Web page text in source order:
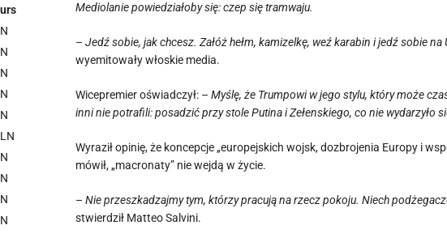
Mediolanie powiedziałoby się: czep się tramwaju.
–Jedź sobie, jak chcesz. Załóż hełm, kamizelkę, weź karabin i jedź sobie na
wyemitowały włoskie media.
Wicepremier oświadczył: –Myślę, że Trumpowi w jego stylu, który może
inni nie potrafili: posadzić przy stole Putina i Zełenskiego, co nie wydarzyło
Wyraził opinię, że koncepcje „europejskich wojsk, dozbrojenia Europy i
mówił, „macronaty” nie wejdą w życie.
–Nie przeszkadzajmy tym, którzy pracują na rzecz pokoju. Niech
stwierdził Matteo Salvini.